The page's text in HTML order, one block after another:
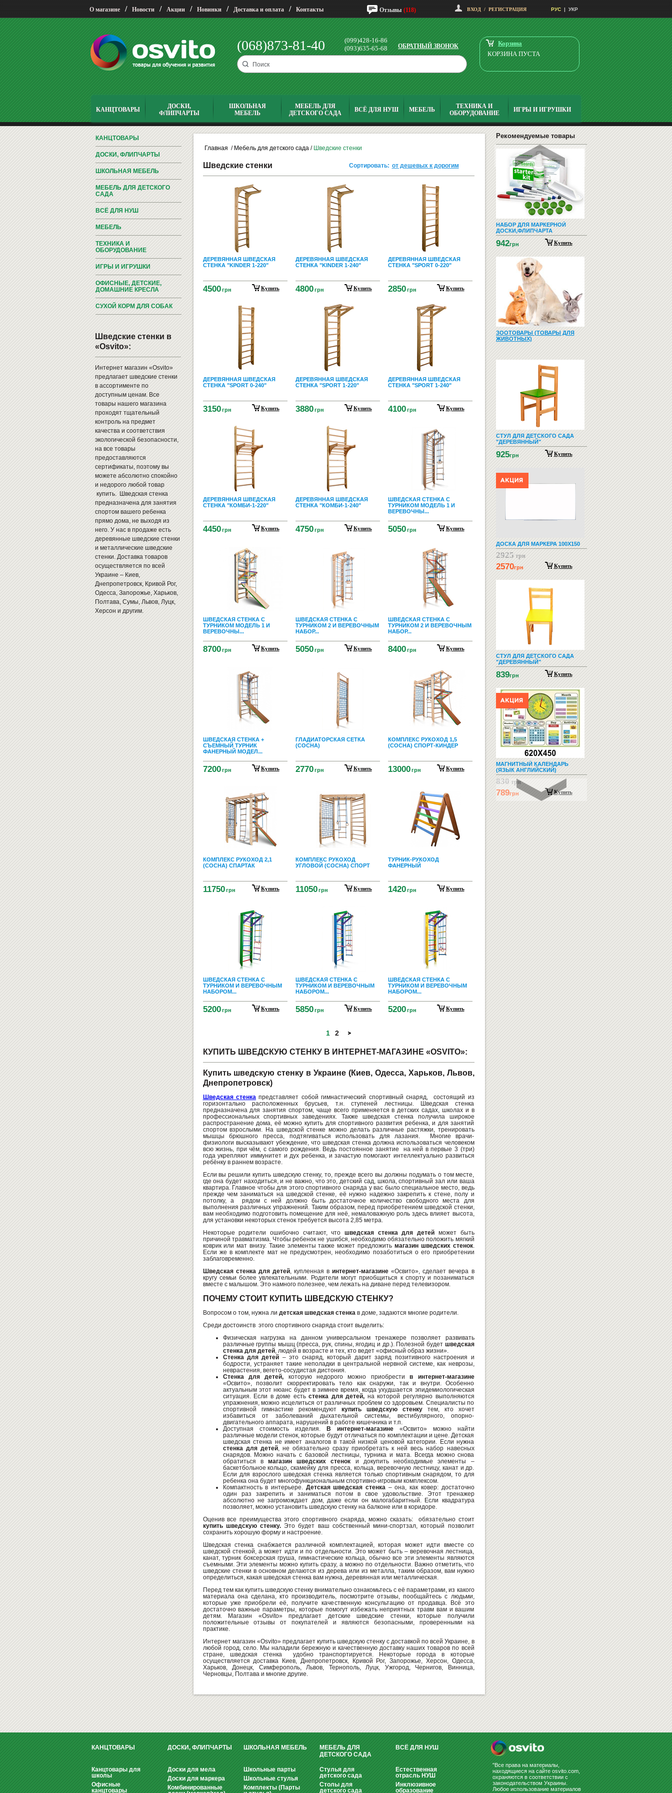
О магазине / Новости / Акции / Новинки / Доставка и оплата / Контакты Отзывы (118) ВХОД / РЕГИСТРАЦИЯ РУС | УКР
(068)873-81-40
(099)428-16-86
(093)635-65-68
ОБРАТНЫЙ ЗВОНОК
Корзина
КОРЗИНА ПУСТА
КАНЦТОВАРЫ
ДОСКИ,
ФЛИПЧАРТЫ
ШКОЛЬНАЯ
МЕБЕЛЬ
МЕБЕЛЬ ДЛЯ
ДЕТСКОГО САДА
ВСЁ ДЛЯ НУШ МЕБЕЛЬ
ТЕХНИКА И
ОБОРУДОВАНИЕ
ИГРЫ И ИГРУШКИ
КАНЦТОВАРЫ
ДОСКИ, ФЛИПЧАРТЫ
ШКОЛЬНАЯ МЕБЕЛЬ
МЕБЕЛЬ ДЛЯ ДЕТСКОГО
САДА
ВСЁ ДЛЯ НУШ
МЕБЕЛЬ
ТЕХНИКА И
ОБОРУДОВАНИЕ
ИГРЫ И ИГРУШКИ
ОФИСНЫЕ, ДЕТСКИЕ,
ДОМАШНИЕ КРЕСЛА
СУХОЙ КОРМ ДЛЯ СОБАК
Шведские стенки в
«Osvito»:
Интернет магазин «Osvito»
предлагает шведские стенки
в ассортименте по
доступным ценам. Все
товары нашего магазина
проходят тщательный
контроль на предмет
качества и соответствия
экологической безопасности,
на все товары
предоставляются
сертификаты, поэтому вы
можете абсолютно спокойно
и недорого любой товар
купить. Шведская стенка
предназначена для занятия
спортом вашего ребенка
прямо дома, не выходя из
него. У нас в продаже есть
деревянные шведские стенки
и металлические шведские
стенки. Доставка товаров
осуществляется по всей
Украине – Киев,
Днепропетровск, Кривой Рог,
Одесса, Запорожье, Харьков,
Полтава, Сумы, Львов, Луцк,
Херсон и другим.
Главная / Мебель для детского сада / Шведские стенки
Шведские стенки Сортировать: от дешевых к дорогим
ДЕРЕВЯННАЯ ШВЕДСКАЯ
СТЕНКА "KINDER 1-220"
4500 грн Купить
ДЕРЕВЯННАЯ ШВЕДСКАЯ
СТЕНКА "KINDER 1-240"
4800 грн Купить
ДЕРЕВЯННАЯ ШВЕДСКАЯ
СТЕНКА "SPORT 0-220"
2850 грн Купить
ДЕРЕВЯННАЯ ШВЕДСКАЯ
СТЕНКА "SPORT 0-240"
3150 грн Купить
ДЕРЕВЯННАЯ ШВЕДСКАЯ
СТЕНКА "SPORT 1-220"
3880 грн Купить
ДЕРЕВЯННАЯ ШВЕДСКАЯ
СТЕНКА "SPORT 1-240"
4100 грн Купить
ДЕРЕВЯННАЯ ШВЕДСКАЯ
СТЕНКА "КОМБИ-1-220"
4450 грн Купить
ДЕРЕВЯННАЯ ШВЕДСКАЯ
СТЕНКА "КОМБИ-1-240"
4750 грн Купить
ШВЕДСКАЯ СТЕНКА С
ТУРНИКОМ МОДЕЛЬ 1 И
ВЕРЕВОЧНЫ...
5050 грн Купить
ШВЕДСКАЯ СТЕНКА С
ТУРНИКОМ МОДЕЛЬ 1 И
ВЕРЕВОЧНЫ...
8700 грн Купить
ШВЕДСКАЯ СТЕНКА С
ТУРНИКОМ 2 И ВЕРЕВОЧНЫМ
НАБОР...
5050 грн Купить
ШВЕДСКАЯ СТЕНКА С
ТУРНИКОМ 2 И ВЕРЕВОЧНЫМ
НАБОР...
8400 грн Купить
ШВЕДСКАЯ СТЕНКА +
СЪЕМНЫЙ ТУРНИК
ФАНЕРНЫЙ МОДЕЛ...
7200 грн Купить
ГЛАДИАТОРСКАЯ СЕТКА
(СОСНА)
2770 грн Купить
КОМПЛЕКС РУКОХОД 1,5
(СОСНА) СПОРТ-КИНДЕР
13000 грн Купить
КОМПЛЕКС РУКОХОД 2,1
(СОСНА) СПАРТАК
11750 грн Купить
КОМПЛЕКС РУКОХОД
УГЛОВОЙ (СОСНА) СПОРТ
11050 грн Купить
ТУРНИК-РУКОХОД
ФАНЕРНЫЙ
1420 грн Купить
ШВЕДСКАЯ СТЕНКА С
ТУРНИКОМ И ВЕРЕВОЧНЫМ
НАБОРОМ...
5200 грн Купить
ШВЕДСКАЯ СТЕНКА С
ТУРНИКОМ И ВЕРЕВОЧНЫМ
НАБОРОМ...
5850 грн Купить
ШВЕДСКАЯ СТЕНКА С
ТУРНИКОМ И ВЕРЕВОЧНЫМ
НАБОРОМ...
5200 грн Купить
1 2
КУПИТЬ ШВЕДСКУЮ СТЕНКУ В ИНТЕРНЕТ-МАГАЗИНЕ «OSVITO»:
Купить шведскую стенку в Украине (Киев, Одесса, Харьков, Львов,
Днепропетровск)
Шведская стенкапредставляет собой гимнастический спортивный снаряд, состоящий из
горизонтально расположенных брусьев, т.н. ступеней лестницы. Шведская стенка
предназначена для занятия спортом, чаще всего применяется в детских садах, школах и в
профессиональных спортивных заведениях. Также шведская стенка получила широкое
распространение дома, её можно купить для спортивного развития ребенка, и для занятий
спортом взрослыми. На шведской стенке можно делать различные растяжки, тренировать
мышцы брюшного пресса, подтягиваться использовать для лазания. Многие врачи-
физиологи высказывают убеждение, что шведская стенка должна использоваться человеком
всю жизнь, при чём, с самого рождения. Ведь постоянное занятие на ней в первые 3 (три)
года укрепляют иммунитет и дух ребенка, и зачастую помогают интеллектуально развиться
ребёнку в раннем возрасте.
Если вы решили купить шведскую стенку, то, прежде всего вы должны подумать о том месте,
где она будет находиться, и не важно, что это, детский сад, школа, спортивный зал или ваша
квартира. Главное чтобы для этого спортивного снаряда у вас было специальное место, ведь
прежде чем заниматься на шведской стенке, её нужно надежно закрепить к стене, полу и
потолку, а рядом с ней должно быть достаточное количество свободного места для
выполнения различных упражнений. Таким образом, перед приобретением шведской стенки,
вам необходимо подготовить помещение для неё, немаловажную роль здесь влияет высота,
для установки некоторых стенок требуется высота 2,85 метра.
Некоторые родители ошибочно считают, что шведская стенка для детей может быть
причиной травматизма. Чтобы ребенок не ушибся, необходимо обязательно положить мягкий
коврик или мат внизу. Такие элементы также может предложить магазин шведских стенок.
Если же в комплекте мат не предусмотрен, необходимо позаботиться о его приобретении
заблаговременно.
Шведская стенка для детей, купленная винтернет-магазине «Освито», сделает вечера в
кругу семьи более увлекательными. Родители могут приобщиться к спорту и позаниматься
вместе с малышом. Это намного полезнее, чем лежать на диване перед телевизором.
ПОЧЕМУ СТОИТ КУПИТЬ ШВЕДСКУЮ СТЕНКУ?
Вопросом о том, нужна ли детская шведская стенкав доме, задаются многие родители.
Среди достоинств этого спортивного снаряда стоит выделить:
Физическая нагрузка на данном универсальном тренажере позволяет развивать
различные группы мышц (пресса, рук, спины, ягодиц и др.). Полезной будет шведская
стенка для детей, людей в возрасте и тех, кто ведет «офисный образ жизни».
Стенка для детей – это снаряд, который дарит заряд позитивного настроения и
бодрости, устраняет такие неполадки в центральной нервной системе, как неврозы,
неврастения, вегето-сосудистая дистония.
Стенка для детей, которую недорого можно приобрестив интернет-магазине
«Освито», позволит скорректировать тело как снаружи, так и внутри. Особенно
актуальным этот нюанс будет в зимнее время, когда ухудшается эпидемиологическая
ситуация. Если в доме естьстенка для детей, на которой регулярно выполняются
упражнения, можно исцелиться от различных проблем со здоровьем. Специалисты по
спортивной гимнастике рекомендуют купить шведскую стенку тем, кто хочет
избавиться от заболеваний дыхательной системы, вестибулярного, опорно-
двигательного аппарата, нарушений в работе кишечника и т.п.
Доступная стоимость изделия.
В интернет-магазине«Освито» можно найти
различные модели стенок, которые будут отличаться по комплектации и цене. Детская
шведская стенка не имеет аналогов в такой низкой ценовой категории. Если нужна
стенка для детей, не обязательно сразу приобретать к ней весь набор навесных
снарядов. Можно начать с базовой лестницы, турника и мата. Всегда можно снова
обратиться в магазин шведских стенок и докупить необходимые элементы –
баскетбольное кольцо, скамейку для пресса, кольца, веревочную лестницу, канат и др.
Если для взрослого шведская стенка является только спортивным снарядом, то для
ребенка она будет многофункциональным спортивно-игровым комплексом.
Компактность в интерьере. Детская шведская стенка – она, как ковер: достаточно
один раз закрепить и заниматься потом в свое удовольствие. Этот тренажер
абсолютно не загромождает дом, даже если он малогабаритный. Если квадратура
позволяет, можно установить шведскую стенку на балконе или в коридоре.
Оценив все преимущества этого спортивного снаряда, можно сказать: обязательно стоит
купить шведскую стенку.Это будет ваш собственный мини-спортзал, который позволит
сохранить хорошую форму и настроение.
Шведская стенка снабжается различной комплектацией, которая может идти вместе со
шведской стенкой, а может идти и по отдельности. Это может быть – веревочная лестница,
канат, турник боксерская груша, гимнастические кольца, обычно все эти элементы являются
съемными. Эти элементы можно купить сразу, а можно по отдельности. Важно отметить, что
шведские стенки в основном делаются из дерева или из металла, таким образом, вам нужно
определиться, какая шведская стенка вам нужна, деревянная или металлическая.
Перед тем как купить шведскую стенку внимательно ознакомьтесь с её параметрами, из какого
материала она сделана, кто производитель, посмотрите отзывы, пообщайтесь с людьми,
которые уже приобрели её, получите качественную консультацию от продавца. Всё это
достаточно важные параметры, которые помогут избежать неприятных травм вам и вашим
детям. Магазин «Osvito» предлагает детские шведские стенки, которые получили
положительные отзывы от покупателей и являются безопасными, проверенными на
практике.
Интернет магазин «Osvito» предлагает купить шведскую стенку с доставкой по всей Украине, в
любой город, село. Мы наладили бережную и качественную доставку наших товаров по всей
стране, шведская стенка удобно транспортируется. Некоторые города в которые
осуществляется доставка Киев, Днепропетровск, Кривой Рог, Запорожье, Херсон, Одесса,
Харьков, Донецк, Симферополь, Львов, Тернополь, Луцк, Ужгород, Чернигов, Винница,
Черновцы, Полтава и многие другие.
Рекомендуемые товары
ФЛИПЧАРТЫ
НАГЛЯДНО-ДИДАКТИЧЕСКИЙ
МАТЕРИАЛ С УКРАИНСКОГО Я...
1490грн Купить
НАБОР ДЛЯ МАРКЕРНОЙ
ДОСКИ,ФЛИПЧАРТА
942грн Купить
ЗООТОВАРЫ (ТОВАРЫ ДЛЯ
ЖИВОТНЫХ)
СТУЛ ДЛЯ ДЕТСКОГО САДА
"ДЕРЕВЯННЫЙ"
925грн Купить
ДОСКА ДЛЯ МАРКЕРА 100Х150
2925 грн
2570грн Купить
СТУЛ ДЛЯ ДЕТСКОГО САДА
"ДЕРЕВЯННЫЙ"
839грн Купить
МАГНИТНЫЙ КАЛЕНДАРЬ
(ЯЗЫК АНГЛИЙСКИЙ)
830 грн
789грн Купить
КАНЦТОВАРЫ
Канцтовары для
школы
Офисные
канцтовары
ДОСКИ, ФЛИПЧАРТЫ
Доски для мела
Доски для маркера
Комбинированные
ШКОЛЬНАЯ МЕБЕЛЬ
Школьные парты
Школьные стулья
Комплекты (Парты
МЕБЕЛЬ ДЛЯ
ДЕТСКОГО САДА
Стулья для
детского сада
Столы для
детского сада
ВСЁ ДЛЯ НУШ
Естественная
отрасль НУШ
Инклюзивное
образование
"Все права на материалы,
находящиеся на сайте osvito.com,
охраняются в соответствии с
законодательством Украины.
Любое использование материалов